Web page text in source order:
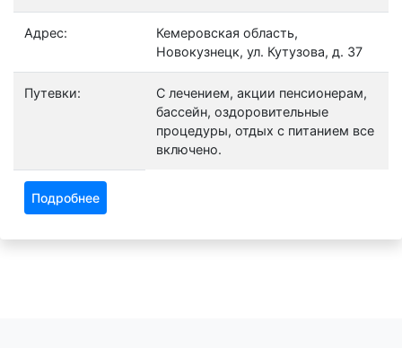
Адрес:
Кемеровская область,
Новокузнецк, ул. Кутузова, д. 37
Путевки:
С лечением, акции пенсионерам,
бассейн, оздоровительные
процедуры, отдых с питанием все
включено.
Подробнее